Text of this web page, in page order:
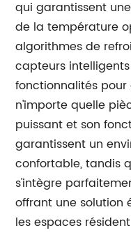
qui garantissent
de la température
algorithmes de
capteurs
fonctionnalités
n'importe quelle
puissant et son
garantissent un
confortable, tandis
s'intègre
offrant une solution
les espaces